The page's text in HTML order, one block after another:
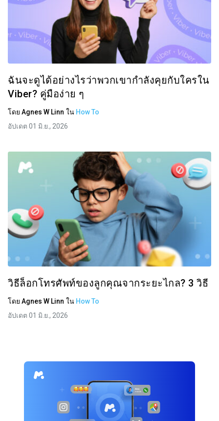
ฉันจะดูได้อย่างไรว่าพวกเขากำลังคุยกับใครใน
Viber? คู่มือง่าย ๆ
โดย Agnes W Linn ใน How To
อัปเดต 01 มิ.ย., 2026
วิธีล็อกโทรศัพท์ของลูกคุณจากระยะไกล? 3 วิธี
โดย Agnes W Linn ใน How To
อัปเดต 01 มิ.ย., 2026